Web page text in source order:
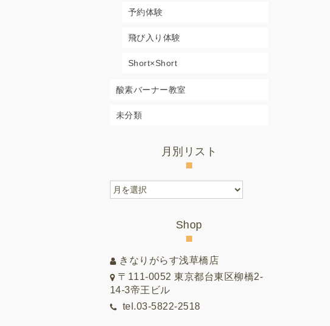
予約体験
飛び入り体験
Short×Short
酸素バーナー教室
未分類
月別リスト
月
別
Shop
きなりがらす浅草橋店
〒111-0052 東京都台東区柳橋2-
14-3帝王ビル
tel.03-5822-2518